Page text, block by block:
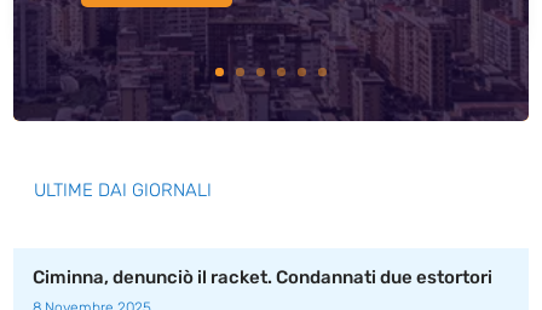
ULTIME DAI GIORNALI
Ciminna, denunciò il racket. Condannati due estortori